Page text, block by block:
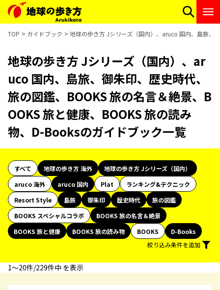
TOP ガイドブック 地球の歩き方 Jシリーズ（国内）、aruco 国内、島旅、
地球の歩き方 Jシリーズ（国内）、ar
uco 国内、島旅、御朱印、歴史時代、
旅の図鑑、BOOKS 旅の名言＆絶景、B
OOKS 旅と健康、BOOKS 旅の読み
物、D-Booksのガイドブック一覧
すべて 地球の歩き方 海外
地球の歩き方 Jシリーズ（国内）
aruco 海外
aruco 国内 Plat
ランキング&テクニック
Resort Style
島旅 御朱印 歴史時代
旅の図鑑
BOOKS スペシャルコラボ
BOOKS 旅の名言＆絶景
BOOKS 旅と健康
BOOKS 旅の読み物 BOOKS
D-Books
絞り込み条件を追加
1〜20件/229件中 を表示